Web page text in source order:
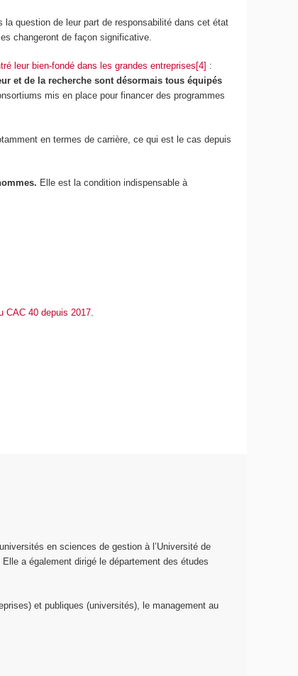
question de leur part de responsabilité dans cet état
changeront de façon significative.
leur bien-fondé dans les grandes entreprises[4] :
et de la recherche sont désormais tous équipés
mis en place pour financer des programmes
en termes de carrière, ce qui est le cas depuis
Elle est la condition indispensable à
CAC 40 depuis 2017.
en sciences de gestion à l’Université de
a également dirigé le département des études
et publiques (universités), le management au